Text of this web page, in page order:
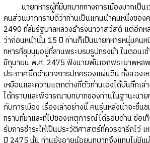
นายทหารผู้ที่มีบทบาททางการเมืองมากเป็น
คนส่วนมากทราบดีว่าท่านเป็นแกนนำคนหนี่งของ
2490 ที่ล้มรัฐบาลหลวงธำรงนาวาสวัสดิ์ แต่อีกห
ว่าก่อนหน้านั้น 15 ปี ท่านก็เป็นนายทหารหนุ่มคน
ทหารที่ชุมนุมอยู่ที่ลานพระบรมรูปทรงม้า ในตอนเ
มิถุนายน พ.ศ. 2475 ฟังนายพันเอกพระยาพหล
ประกาศยึดอำนาจการปกครองแผ่นดิน ทั้งสองเ
เหมือนและความแตกต่างที่ตัวท่านเองได้บันทึกเล่
ได้ทราบและพิจารณาบทบาทของท่านในฐานะนา
กับการเมือง เรื่องเล่าอย่างนี้ คนรุ่นหลังน่าจะชื่น
ทราบที่มาและที่ไปของเหตุการณ์ได้รอบด้าน ข้อเ
รับการชำระให้เป็นประวัติศาสตร์ที่ควรจารึกไว้